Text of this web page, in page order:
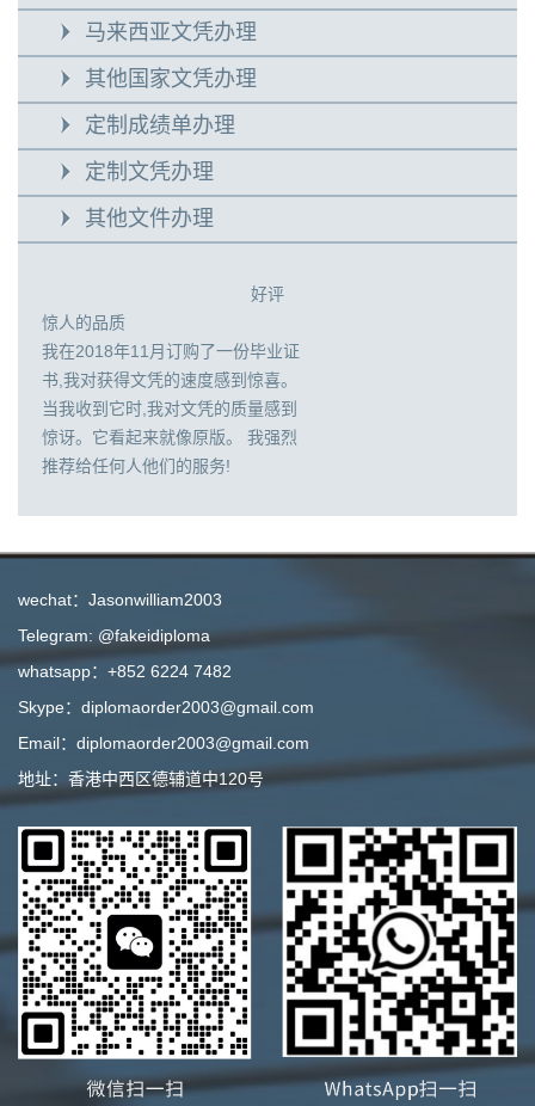
马来西亚文凭办理
其他国家文凭办理
定制成绩单办理
定制文凭办理
其他文件办理
好评
惊人的品质
我在2018年11月订购了一份毕业证
书,我对获得文凭的速度感到惊喜。
当我收到它时,我对文凭的质量感到
惊讶。它看起来就像原版。 我强烈
推荐给任何人他们的服务!
wechat：Jasonwilliam2003
Telegram: @fakeidiploma
whatsapp：+852 6224 7482
Skype：diplomaorder2003@gmail.com
Email：diplomaorder2003@gmail.com
地址：香港中西区德辅道中120号